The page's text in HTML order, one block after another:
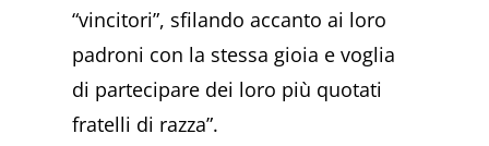
“vincitori”, sfilando accanto ai loro
padroni con la stessa gioia e voglia
di partecipare dei loro più quotati
fratelli di razza”.